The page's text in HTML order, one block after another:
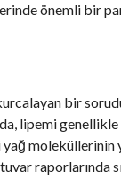
önemli bir
bir
lipemi
moleküllerinin
raporlarında